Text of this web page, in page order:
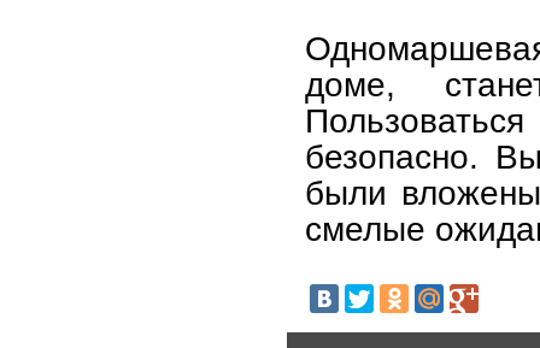
доме,
безопасно.
были
смелые